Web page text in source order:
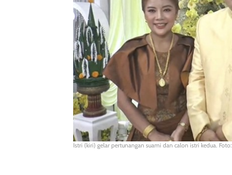
Istri (kiri) gelar pertunangan suami dan calon istri kedua.